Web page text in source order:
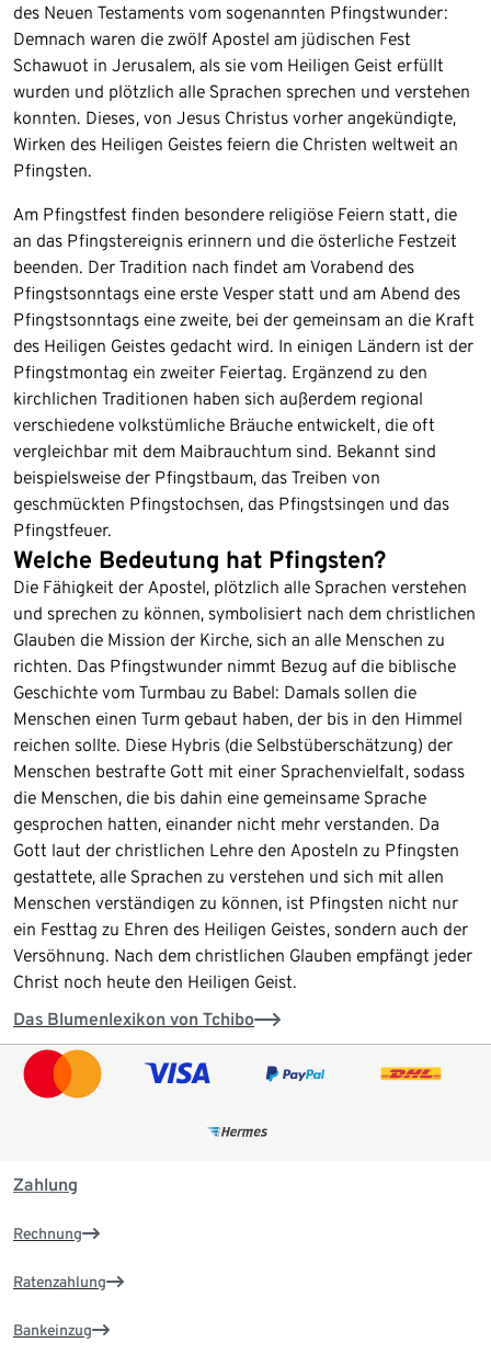
des Neuen Testaments vom sogenannten Pfingstwunder:
Demnach waren die zwölf Apostel am jüdischen Fest
Schawuot in Jerusalem, als sie vom Heiligen Geist erfüllt
wurden und plötzlich alle Sprachen sprechen und verstehen
konnten. Dieses, von Jesus Christus vorher angekündigte,
Wirken des Heiligen Geistes feiern die Christen weltweit an
Pfingsten.
Am Pfingstfest finden besondere religiöse Feiern statt, die
an das Pfingstereignis erinnern und die österliche Festzeit
beenden. Der Tradition nach findet am Vorabend des
Pfingstsonntags eine erste Vesper statt und am Abend des
Pfingstsonntags eine zweite, bei der gemeinsam an die Kraft
des Heiligen Geistes gedacht wird. In einigen Ländern ist der
Pfingstmontag ein zweiter Feiertag. Ergänzend zu den
kirchlichen Traditionen haben sich außerdem regional
verschiedene volkstümliche Bräuche entwickelt, die oft
vergleichbar mit dem Maibrauchtum sind. Bekannt sind
beispielsweise der Pfingstbaum, das Treiben von
geschmückten Pfingstochsen, das Pfingstsingen und das
Pfingstfeuer.
Welche Bedeutung hat Pfingsten?
Die Fähigkeit der Apostel, plötzlich alle Sprachen verstehen
und sprechen zu können, symbolisiert nach dem christlichen
Glauben die Mission der Kirche, sich an alle Menschen zu
richten. Das Pfingstwunder nimmt Bezug auf die biblische
Geschichte vom Turmbau zu Babel: Damals sollen die
Menschen einen Turm gebaut haben, der bis in den Himmel
reichen sollte. Diese Hybris (die Selbstüberschätzung) der
Menschen bestrafte Gott mit einer Sprachenvielfalt, sodass
die Menschen, die bis dahin eine gemeinsame Sprache
gesprochen hatten, einander nicht mehr verstanden. Da
Gott laut der christlichen Lehre den Aposteln zu Pfingsten
gestattete, alle Sprachen zu verstehen und sich mit allen
Menschen verständigen zu können, ist Pfingsten nicht nur
ein Festtag zu Ehren des Heiligen Geistes, sondern auch der
Versöhnung. Nach dem christlichen Glauben empfängt jeder
Christ noch heute den Heiligen Geist.
Das Blumenlexikon von Tchibo
Zahlung
Rechnung
Ratenzahlung
Bankeinzug